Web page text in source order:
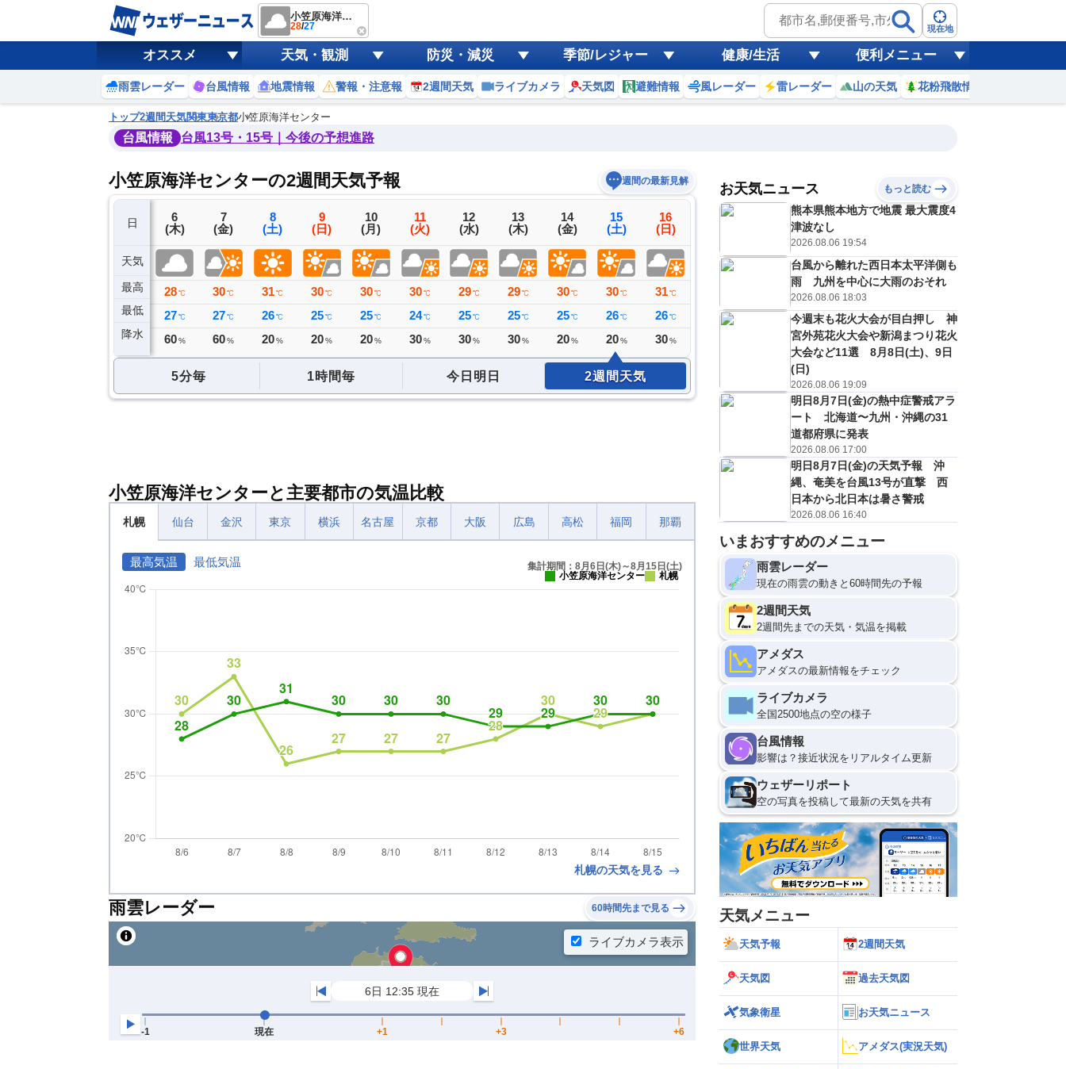
小笠原海洋センター
28/27 現在地
オススメ 天気・観測 防災・減災 季節/レジャー 健康/生活 便利メニュー
雨雲レーダー 台風情報 地震情報 警報・注意報 2週間天気 ライブカメラ 天気図 避難情報 風レーダー 雷レーダー 山の天気 花粉飛散情報
トップ2週間天気関東東京都小笠原海洋センター
台風情報 台風13号・15号｜今後の予想進路
小笠原海洋センターの2週間天気予報 週間の最新見解
日
天気
最高
最低
降水
5
(水)
28℃
27℃
ミリ
6
(木)
28 ℃
27 ℃
60 %
7
(金)
30 ℃
27 ℃
60 %
8
(土)
31 ℃
26 ℃
20 %
9
(日)
30 ℃
25 ℃
20 %
10
(月)
30℃
25℃
20%
11
(火)
30℃
24℃
30%
12
(水)
29℃
25℃
30%
13
(木)
29℃
25℃
30%
14
(金)
30 ℃
25 ℃
20 %
15
(土)
30 ℃
26 ℃
20 %
16
(日)
31 ℃
26 ℃
30 %
17
℃ 27
19
(水)
E
31 ℃
26℃
20%
20
E
30℃
27℃
30%
B
C
低
？
5分毎 1時間毎 今日明日 2週間天気
小笠原海洋センターと主要都市の気温比較
札幌 仙台 金沢 東京 横浜 名古屋 京都 大阪 広島 高松 福岡 那覇
最高気温 最低気温
集計期間：8月6日(木)～8月15日(土)
小笠原海洋センター
札幌
札幌の天気を見る
雨雲レーダー 60時間先まで見る
お天気ニュース もっと読む
熊本県熊本地方で地震 最大震度4
津波なし
2026.08.06 19:54
台風から離れた西日本太平洋側も
雨 九州を中心に大雨のおそれ
2026.08.06 18:03
今週末も花火大会が目白押し 神
宮外苑花火大会や新潟まつり花火
大会など11選 8月8日(土)、9日
(日)
2026.08.06 19:09
明日8月7日(金)の熱中症警戒アラ
ート 北海道〜九州・沖縄の31
道都府県に発表
2026.08.06 17:00
明日8月7日(金)の天気予報 沖
縄、奄美を台風13号が直撃 西
日本から北日本は暑さ警戒
2026.08.06 16:40
いまおすすめのメニュー
雨雲レーダー
現在の雨雲の動きと60時間先の予報
2週間天気
2週間先までの天気・気温を掲載
アメダス
アメダスの最新情報をチェック
ライブカメラ
全国2500地点の空の様子
台風情報
影響は？接近状況をリアルタイム更新
ウェザーリポート
空の写真を投稿して最新の天気を共有
天気メニュー
天気予報 2週間天気
天気図 過去天気図
気象衛星 お天気ニュース
世界天気 アメダス(実況天気)